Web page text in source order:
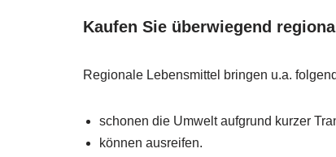
Kaufen Sie überwiegend
Regionale Lebensmittel bringen u.a.
schonen die Umwelt aufgrund kurzer
können ausreifen.